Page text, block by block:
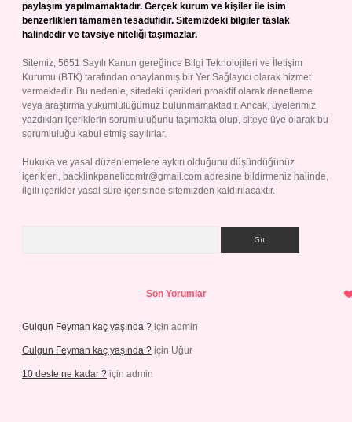
paylaşım yapılmamaktadır. Gerçek kurum ve kişiler ile isim
benzerlikleri tamamen tesadüfidir. Sitemizdeki bilgiler taslak
halindedir ve tavsiye niteliği taşımazlar.
Sitemiz, 5651 Sayılı Kanun gereğince Bilgi Teknolojileri ve İletişim
Kurumu (BTK) tarafından onaylanmış bir Yer Sağlayıcı olarak hizmet
vermektedir. Bu nedenle, sitedeki içerikleri proaktif olarak denetleme
veya araştırma yükümlülüğümüz bulunmamaktadır. Ancak, üyelerimiz
yazdıkları içeriklerin sorumluluğunu taşımakta olup, siteye üye olarak bu
sorumluluğu kabul etmiş sayılırlar.
Hukuka ve yasal düzenlemelere aykırı olduğunu düşündüğünüz
içerikleri, backlinkpanelicomtr@gmail.com adresine bildirmeniz halinde,
ilgili içerikler yasal süre içerisinde sitemizden kaldırılacaktır.
Son Yorumlar
Gulgun Feyman kaç yaşında ? için admin
Gulgun Feyman kaç yaşında ? için Uğur
10 deste ne kadar ? için admin